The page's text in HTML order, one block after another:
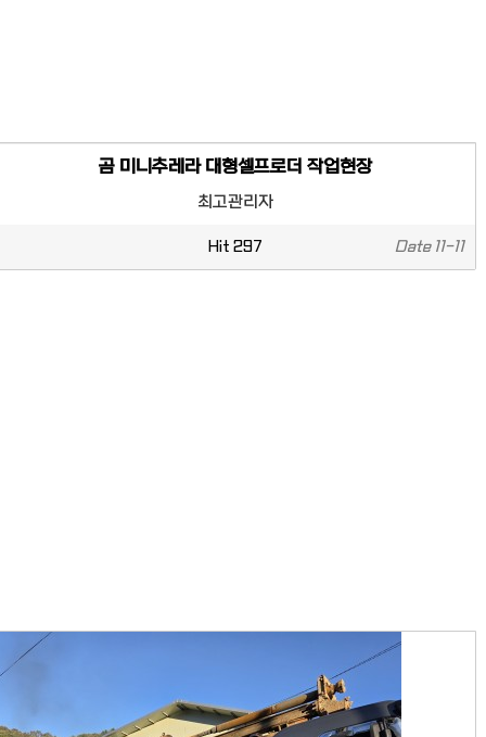
곰 미니추레라 대형셀프로더 작업현장
최고관리자
Hit 297 Date11-11